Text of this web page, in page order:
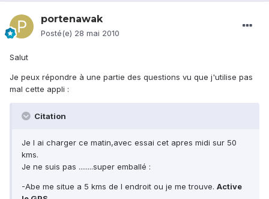
portenawak
Posté(e) 28 mai 2010
Salut
Je peux répondre à une partie des questions vu que j'utilise pas
mal cette appli :
Citation
Je l ai charger ce matin,avec essai cet apres midi sur 50
kms.
Je ne suis pas ........super emballé :
-Abe me situe a 5 kms de l endroit ou je me trouve. Active